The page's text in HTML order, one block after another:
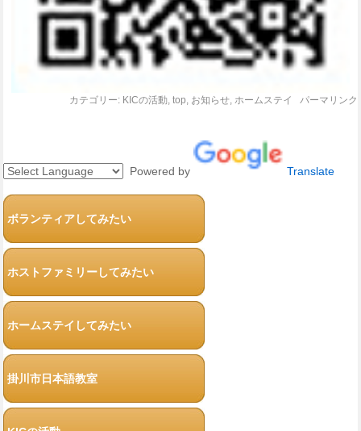
カテゴリー: KICの活動 top お知らせ, ホームステイ パーマリンク
Powered by Translate
ボランティアしてみたい
ホストファミリーしてみたい
ホームステイしてみたい
掛川市日本語教室